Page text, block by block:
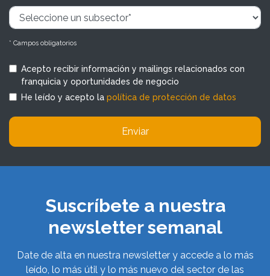
* Campos obligatorios
Acepto recibir información y mailings relacionados con
franquicia y oportunidades de negocio
He leído y acepto la política de protección de datos
Enviar
Suscríbete a nuestra
newsletter semanal
Date de alta en nuestra newsletter y accede a lo más
leído, lo más útil y lo más nuevo del sector de las